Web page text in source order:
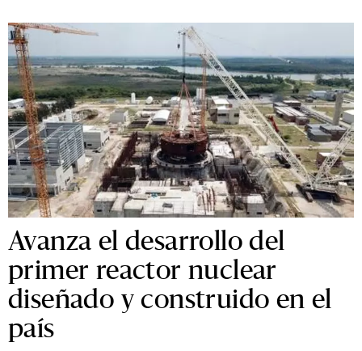
Avanza el desarrollo del
primer reactor nuclear
diseñado y construido en el
país